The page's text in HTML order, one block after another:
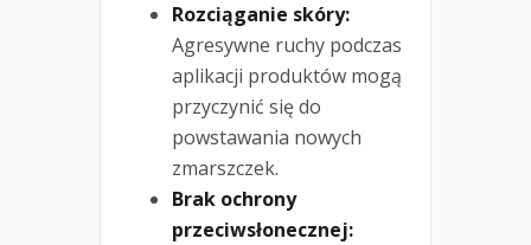
Rozciąganie skóry:
Agresywne ruchy podczas
aplikacji produktów mogą
przyczynić się do
powstawania nowych
zmarszczek.
Brak ochrony
przeciwsłonecznej: